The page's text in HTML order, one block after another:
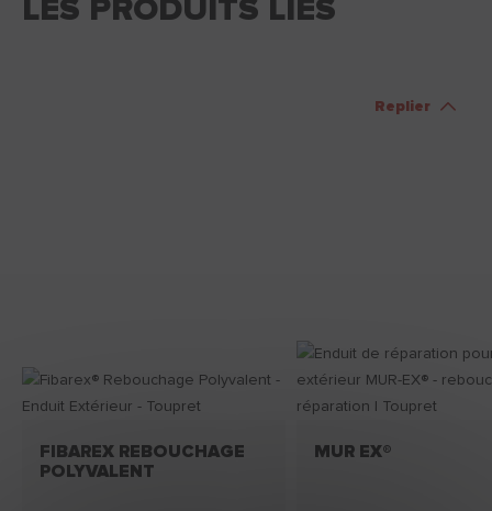
LES PRODUITS LIÉS
Replier
FIBAREX REBOUCHAGE
POLYVALENT
MUR EX®